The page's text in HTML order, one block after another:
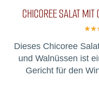
CHICOREE SALAT
Dieses Chicoree
und Walnüssen ist
Gericht für den